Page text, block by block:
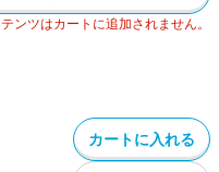
ンツはカートに追加されません。
カートに入れる